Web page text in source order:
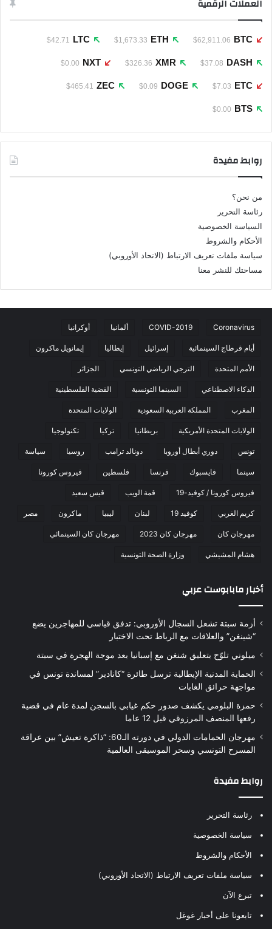
العملات الرقمية
BTC
$62,911.06
ETH
$1,673.33
LTC
$42.71
DASH
$37.08
XMR
$326.36
NXT
$0.00
ETC
$7.03
DOGE
$0.09
ZEC
$465.41
BTS
$0.00
روابط مفيدة
من نحن؟
رئاسة التحرير
السياسة الخصوصية
الأحكام والشروط
سياسة ملفات تعريف الارتباط (الاتحاد الأوروبي)
مساحتك للنشر معنا
Coronavirus
COVID-2019 ألمانيا أوكرانيا
أيام قرطاج السينمائية إسرائيل إيطاليا إيمانويل ماكرون
الأمم المتحدة الترجي الرياضي التونسي الجزائر
الذكاء الاصطناعي السينما التونسية القضية الفلسطينية
المغرب المملكة العربية السعودية الولايات المتحدة
الولايات المتحدة الأمريكية بريطانيا تركيا تكنولوجيا
تونس دوري أبطال أوروبا دونالد ترامب روسيا سياسة
سينما فايسبوك فرنسا فلسطين فيروس كورونا
فيروس كورونا / كوفيد-19 قمة الويب قيس سعيد
كريم الغربي كوفيد 19 لبنان ليبيا ماكرون مصر
مهرجان كان مهرجان كان 2023 مهرجان كان السينمائي
هشام المشيشي وزارة الصحة التونسية
أخبار مابابوست عربي
أزمة سبتة تشعل السجال الأوروبي: تدفق قياسي للمهاجرين يضع
“شينغن” والعلاقات مع الرباط تحت الاختبار
ميلوني تلوّح بتعليق شنغن مع إسبانيا بعد موجة الهجرة في سبتة
الحماية المدنية الإيطالية ترسل طائرة “كانادير” لمساندة تونس في
مواجهة حرائق الغابات
حمزة البلومي يكشف صدور حكم غيابي بالسجن لمدة عام في قضية
رفعها المنصف المرزوقي قبل 12 عاما
مهرجان الحمامات الدولي في دورته الـ60: “ذاكرة تعيش” بين عراقة
المسرح التونسي وسحر الموسيقى العالمية
روابط مفيدة
رئاسة التحرير
سياسة الخصوصية
الأحكام والشروط
سياسة ملفات تعريف الارتباط (الاتحاد الأوروبي)
تبرع الآن
تابعونا على أخبار غوغل